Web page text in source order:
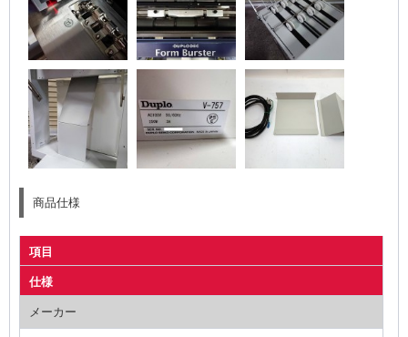
商品仕様
項目
仕様
メーカー